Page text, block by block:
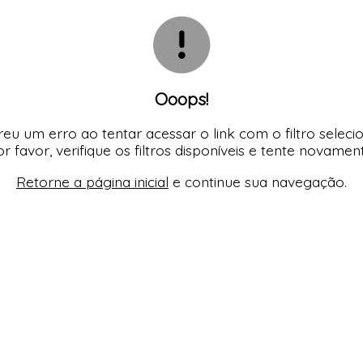
Ooops!
um erro ao tentar acessar o link com o filtro
favor, verifique os filtros disponíveis e tente
Retorne a página inicial e continue sua navegação.